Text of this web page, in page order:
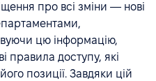
про всі зміни — нові
цю інформацію,
правила доступу, які
позиції. Завдяки цій